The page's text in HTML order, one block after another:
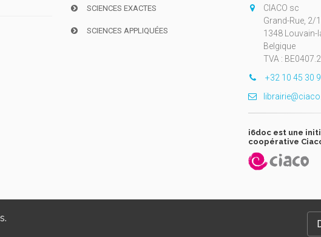
SCIENCES EXACTES
SCIENCES APPLIQUÉES
CIACO sc
Grand-Rue, 2/
1348 Louvain-
Belgique
TVA :
+32 10 45 30
i6doc est une
coopérative